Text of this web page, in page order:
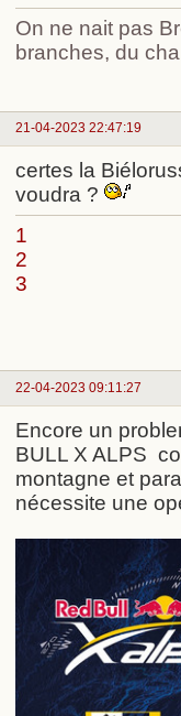
On ne nait pas
branches, du
21-04-2023 22:47:19
certes la
voudra ?
1
2
3
22-04-2023 09:11:27
Encore un
BULL X ALPS
montagne et
nécessite une